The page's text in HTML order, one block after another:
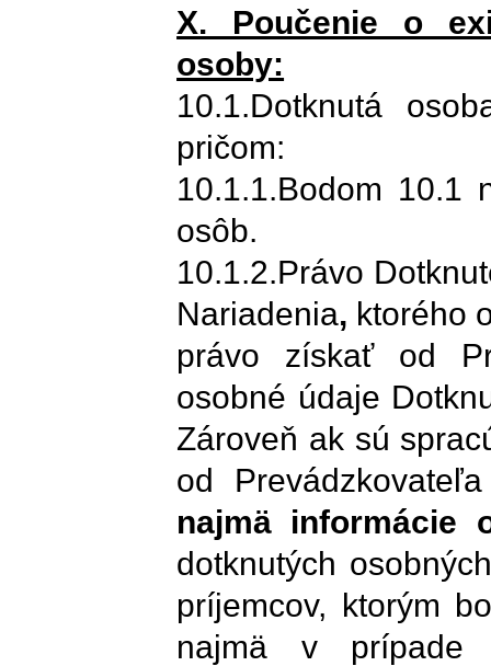
X. Poučenie o
osoby:
10.1.Dotknutá
pričom:
10.1.1.Bodom 10.1
osôb.
10.1.2.Právo
Nariadenia, ktorého
právo získať od
osobné údaje
Zároveň ak sú
od
najmä informácie
dotknutých
príjemcov, ktorým
najmä v prípade